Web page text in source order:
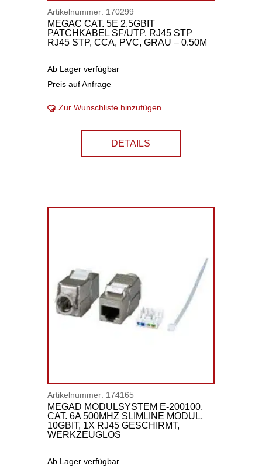
Artikelnummer: 170299
MEGAC CAT. 5E 2.5GBIT
PATCHKABEL SF/UTP, RJ45 STP
RJ45 STP, CCA, PVC, GRAU – 0.50M
Ab Lager verfügbar
Preis auf Anfrage
Zur Wunschliste hinzufügen
DETAILS
Artikelnummer: 174165
MEGAD MODULSYSTEM E-200100,
CAT. 6A 500MHZ SLIMLINE MODUL,
10GBIT, 1X RJ45 GESCHIRMT,
WERKZEUGLOS
Ab Lager verfügbar